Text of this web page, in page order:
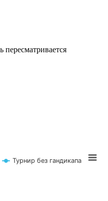
Турнир без гандикапа